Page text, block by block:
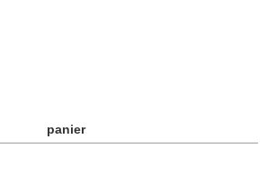
panier